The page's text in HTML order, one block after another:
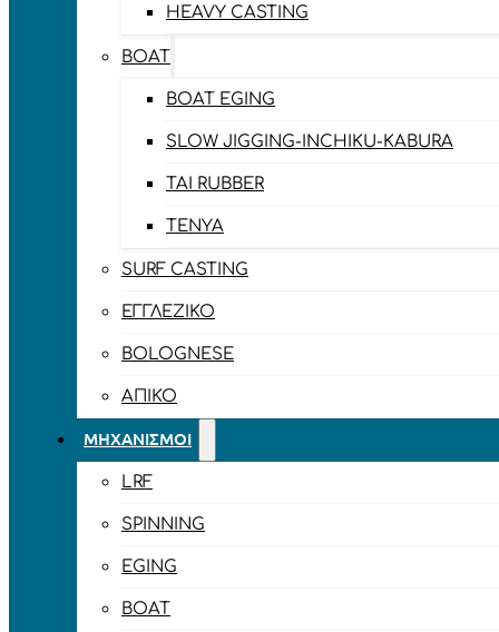
HEAVY CASTING
BOAT
BOAT EGING
SLOW JIGGING-INCHIKU-KABURA
TAI RUBBER
TENYA
SURF CASTING
ΕΓΓΛΈΖΙΚΟ
BOLOGNESE
ΑΠΊΚΟ
ΜΗΧΑΝΙΣΜΟΊ
LRF
SPINNING
EGING
BOAT